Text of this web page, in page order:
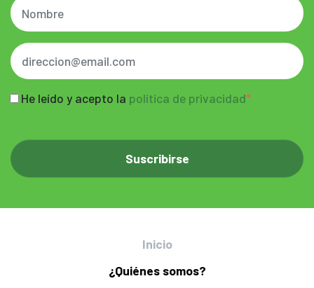
He leído y acepto la política de privacidad
Inicio
¿Quiénes somos?